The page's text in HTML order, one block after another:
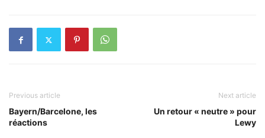
Previous article
Bayern/Barcelone, les
réactions
Next article
Un retour « neutre » pour
Lewy